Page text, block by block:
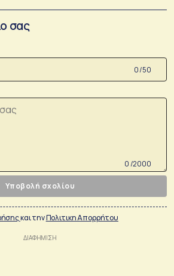
σας
0 /50
0 /2000
Υποβολή σχολίου
και τηνΠολιτικη Απορρήτου